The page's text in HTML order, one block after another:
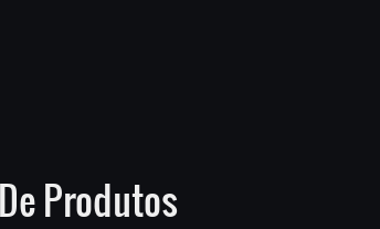
Produtos